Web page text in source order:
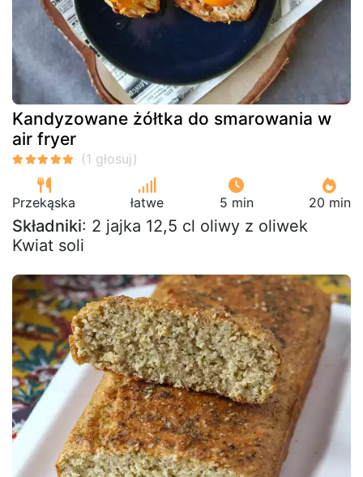
Kandyzowane żółtka do smarowania w
air fryer
Przekąska łatwe 5 min 20 min
Składniki: 2 jajka 12,5 cl oliwy z oliwek
Kwiat soli